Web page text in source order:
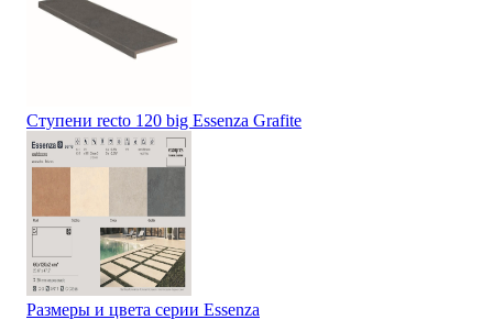
Ступени recto 120 big Essenza Grafite
Размеры и цвета серии Essenza